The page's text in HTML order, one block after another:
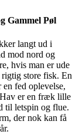
Gammel Pøl
langt ud i
mod nord og
hvis man er ude
rigtig store fisk. En
fed oplevelse,
er en fræk lille
til letspin og flue.
der nok kan få